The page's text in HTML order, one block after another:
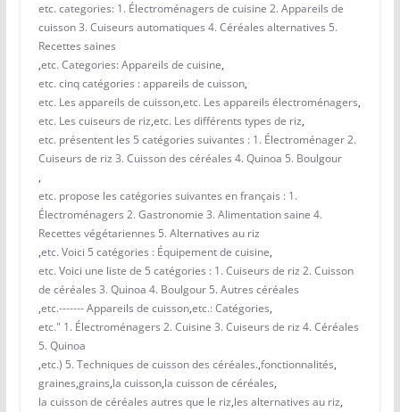
etc. categories: 1. Électroménagers de cuisine 2. Appareils de
cuisson 3. Cuiseurs automatiques 4. Céréales alternatives 5.
Recettes saines
,etc. Categories: Appareils de cuisine,
etc. cinq catégories : appareils de cuisson,
etc. Les appareils de cuisson,etc. Les appareils électroménagers,
etc. Les cuiseurs de riz,etc. Les différents types de riz,
etc. présentent les 5 catégories suivantes : 1. Électroménager 2.
Cuiseurs de riz 3. Cuisson des céréales 4. Quinoa 5. Boulgour
,
etc. propose les catégories suivantes en français : 1.
Électroménagers 2. Gastronomie 3. Alimentation saine 4.
Recettes végétariennes 5. Alternatives au riz
,etc. Voici 5 catégories : Équipement de cuisine,
etc. Voici une liste de 5 catégories : 1. Cuiseurs de riz 2. Cuisson
de céréales 3. Quinoa 4. Boulgour 5. Autres céréales
,etc.------- Appareils de cuisson,etc.: Catégories,
etc." 1. Électroménagers 2. Cuisine 3. Cuiseurs de riz 4. Céréales
5. Quinoa
,etc.) 5. Techniques de cuisson des céréales.,fonctionnalités,
graines,grains,la cuisson,la cuisson de céréales,
la cuisson de céréales autres que le riz,les alternatives au riz,